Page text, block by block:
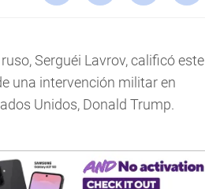
Serguéi Lavrov, calificó este
una intervención militar en
Unidos, Donald Trump.